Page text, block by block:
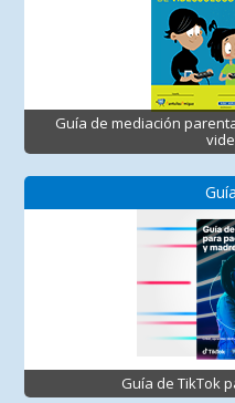
Guía de mediación
Guía de TikTok